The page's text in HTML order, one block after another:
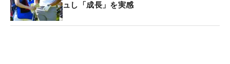
ュし「成長」を実感